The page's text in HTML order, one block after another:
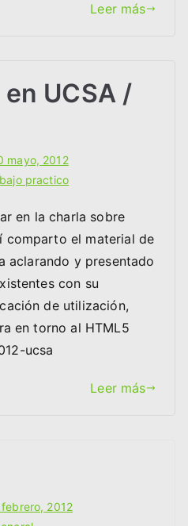
Leer más
UCSA /
mayo, 2012
practico
en la charla sobre
comparto el material de
aclarando y presentado
con su
de utilización,
en torno al HTML5
ucsa
Leer más
2012